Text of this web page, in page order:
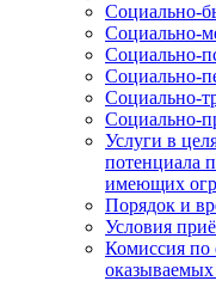
Социально-
Социально-
Социально-
Социально-
Социально-
Социально-
Услуги в
потенциала
имеющих
Порядок и
Условия
Комиссия по